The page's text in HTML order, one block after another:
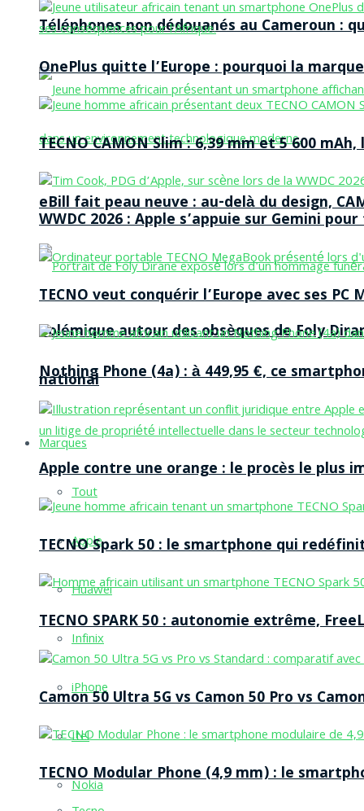
Téléphones non dédouanés au Cameroun :
eBill fait peau neuve : au-delà du design,
Polémique autour des obsèques de Foly
national
Marques
Tout
Apple
Huawei
Infinix
iPhone
Itel
Nokia
OnePlus quitte l’Europe : pourquoi la
TECNO CAMON Slim : 6,39 mm et 5 600
WWDC 2026 : Apple s’appuie sur Gemini
TECNO veut conquérir l’Europe avec ses
Nothing Phone (4a) : à 449,95 €, ce
Apple contre une orange : le procès le plus
TECNO Spark 50 : le smartphone qui
TECNO SPARK 50 : autonomie extrême,
Camon 50 Ultra 5G vs Camon 50 Pro vs
TECNO Modular Phone (4,9 mm) : le